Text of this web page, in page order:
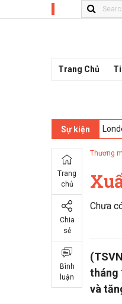
Trang Chủ
Sự kiện
Trang
chủ
Chia
sẻ
Bình
luận
Thương
Chưa
tháng
và